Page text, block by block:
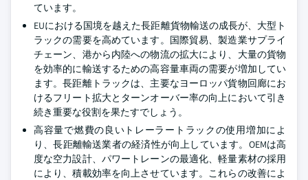
ています。
EUにおける国境を越えた長距離貨物輸送の成長が、大型ト
ラックの需要を高めています。国際貿易、製造業サプライ
チェーン、港から内陸への物流の拡大により、大量の貨物
を効率的に輸送するための高容量車両の需要が増加してい
ます。長距離トラックは、主要なヨーロッパ貨物回廊にお
けるフリート拡大とターンオーバー率の向上において引き
続き重要な役割を果たすでしょう。
高容量で燃費の良いトレーラートラックの使用増加によ
り、長距離輸送業者の経済性が向上しています。OEMは高
度な空力設計、パワートレーンの最適化、軽量素材の採用
により、積載効率を向上させています。これらの改善によ